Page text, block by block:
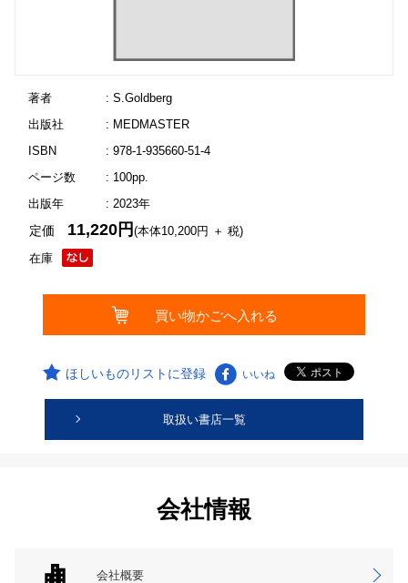
著者
: S.Goldberg
出版社
: MEDMASTER
ISBN
: 978-1-935660-51-4
ページ数
: 100pp.
出版年
: 2023年
在庫
定価 11,220円(本体10,200円 ＋ 税)
ほしいものリストに登録 いいね
取扱い書店一覧
会社情報
会社概要